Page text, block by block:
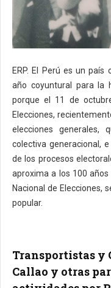
David Samanez
Jurado Nacional de
ERP. El Perú es un
año coyuntural para la
porque el 11 de
Elecciones,
elecciones generales,
colectiva generacional,
de los procesos
aproxima a los 100
Nacional de Elecciones,
popular.
Transportistas y
Callao y otras